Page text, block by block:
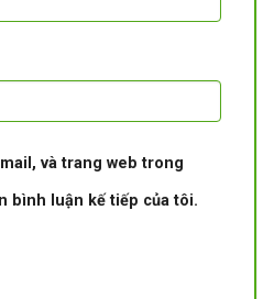
và trang web trong
bình luận kế tiếp của tôi.